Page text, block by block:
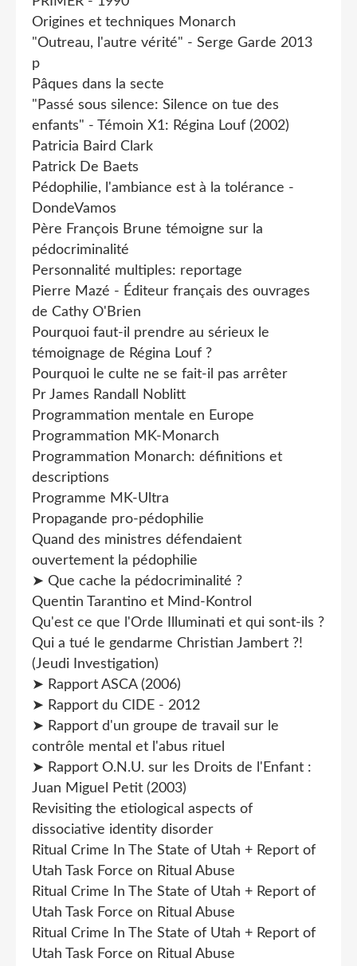
Origines et techniques Monarch
"Outreau, l'autre vérité" - Serge Garde 2013
p
Pâques dans la secte
"Passé sous silence: Silence on tue des
enfants" - Témoin X1: Régina Louf (2002)
Patricia Baird Clark
Patrick De Baets
Pédophilie, l'ambiance est à la tolérance -
DondeVamos
Père François Brune témoigne sur la
pédocriminalité
Personnalité multiples: reportage
Pierre Mazé - Éditeur français des ouvrages
de Cathy O'Brien
Pourquoi faut-il prendre au sérieux le
témoignage de Régina Louf ?
Pourquoi le culte ne se fait-il pas arrêter
Pr James Randall Noblitt
Programmation mentale en Europe
Programmation MK-Monarch
Programmation Monarch: définitions et
descriptions
Programme MK-Ultra
Propagande pro-pédophilie
Quand des ministres défendaient
ouvertement la pédophilie
➤ Que cache la pédocriminalité ?
Quentin Tarantino et Mind-Kontrol
Qu'est ce que l'Orde Illuminati et qui sont-ils ?
Qui a tué le gendarme Christian Jambert ?!
(Jeudi Investigation)
➤ Rapport ASCA (2006)
➤ Rapport du CIDE - 2012
➤ Rapport d'un groupe de travail sur le
contrôle mental et l'abus rituel
➤ Rapport O.N.U. sur les Droits de l'Enfant :
Juan Miguel Petit (2003)
Revisiting the etiological aspects of
dissociative identity disorder
Ritual Crime In The State of Utah + Report of
Utah Task Force on Ritual Abuse
Ritual Crime In The State of Utah + Report of
Utah Task Force on Ritual Abuse
Ritual Crime In The State of Utah + Report of
Utah Task Force on Ritual Abuse